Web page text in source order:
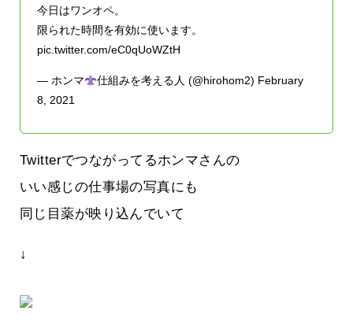
今日はワンオペ。
限られた時間を有効に使います。
pic.twitter.com/eC0qUoWZtH
— ホンマ 仕組みを考える人 (@hirohom2) February
8, 2021
Twitterでつながってるホンマさんの
いい感じの仕事場の写真にも
同じ目薬が映り込んでいて
↓